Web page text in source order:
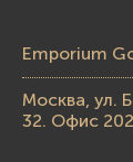
Emporium
Москва, ул.
32. Офис